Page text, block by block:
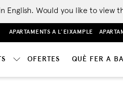
English. Would you like to view
APARTAMENTS A L'EIXAMPLE
OFERTES QUÈ FER A